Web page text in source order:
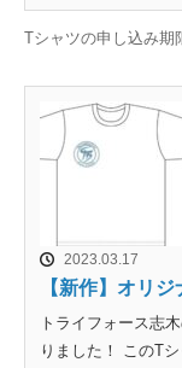
Tシャツの申し込み期
2023.03.17
【新作】オリ
トライフォース志
りました！ このT